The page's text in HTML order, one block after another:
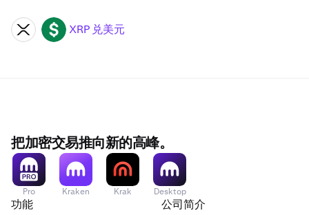
XRP USD XRP 兑美元
把加密交易推向新的高峰。
Pro Kraken Krak Desktop
功能 公司简介